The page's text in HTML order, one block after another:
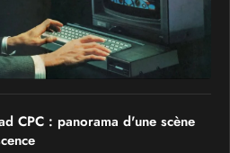
CPC : panorama d'une scène